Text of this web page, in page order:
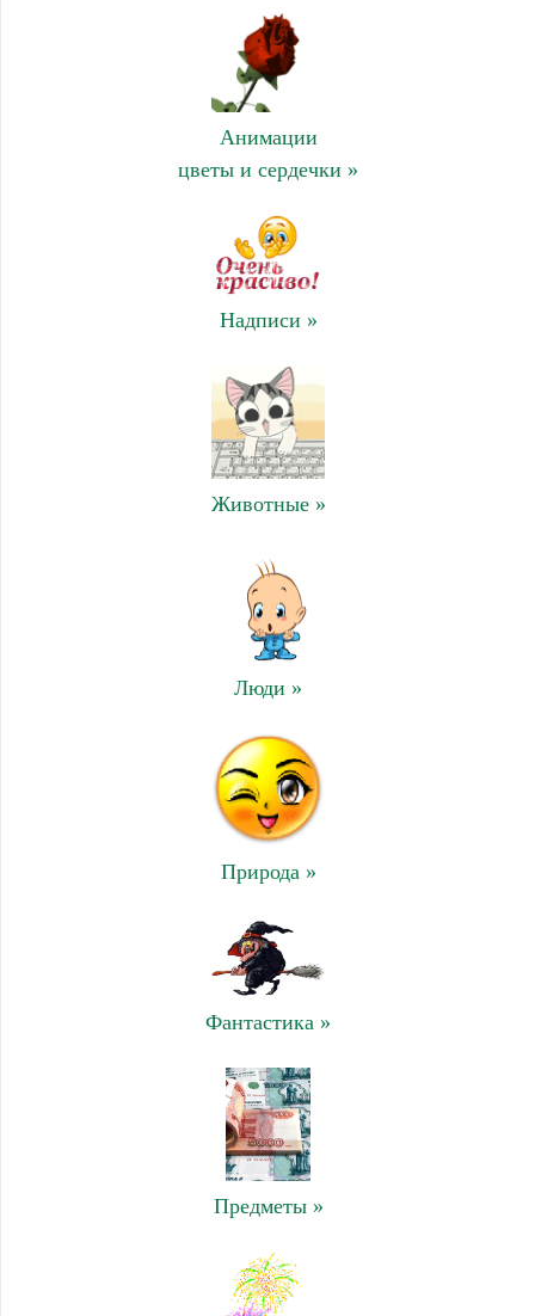
Анимации
цветы и сердечки »
Надписи »
Животные »
Люди »
Природа »
Фантастика »
Предметы »